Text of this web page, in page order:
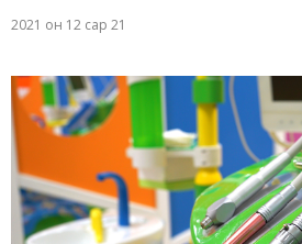
2021 он 12 сар 21